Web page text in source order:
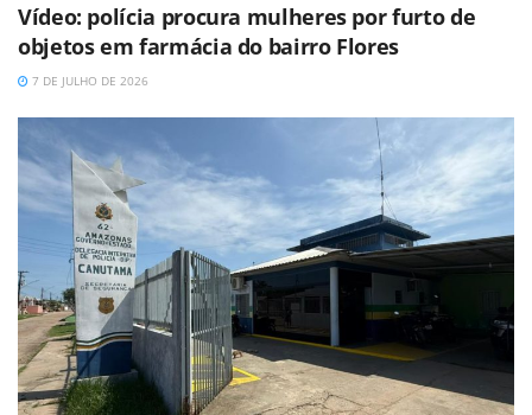
Vídeo: polícia procura mulheres por furto de
objetos em farmácia do bairro Flores
7 DE JULHO DE 2026